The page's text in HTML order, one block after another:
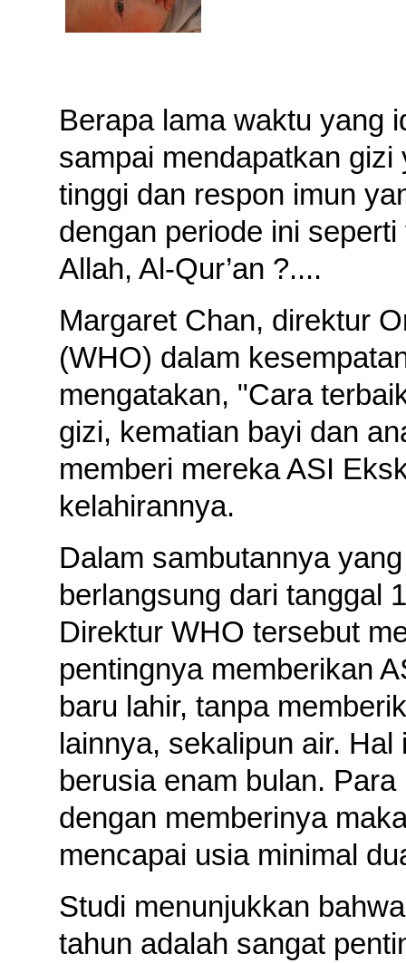
Berapa lama waktu yang
sampai mendapatkan
tinggi dan respon imun
dengan periode ini
Allah, Al-Qur’an ?....
Margaret Chan, direktur
(WHO) dalam
mengatakan, "Cara
gizi, kematian bayi dan
memberi mereka ASI
kelahirannya.
Dalam sambutannya
berlangsung dari tanggal
Direktur WHO tersebut
pentingnya memberikan
baru lahir, tanpa
lainnya, sekalipun air.
berusia enam bulan. Para
dengan memberinya
mencapai usia minimal
Studi menunjukkan
tahun adalah sangat